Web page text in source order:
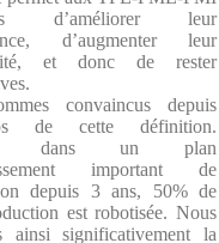
d’améliorer leur
d’augmenter leur
et donc de rester
convaincus depuis
de cette définition.
dans un plan
important de
depuis 3 ans, 50% de
est robotisée. Nous
ainsi significativement la